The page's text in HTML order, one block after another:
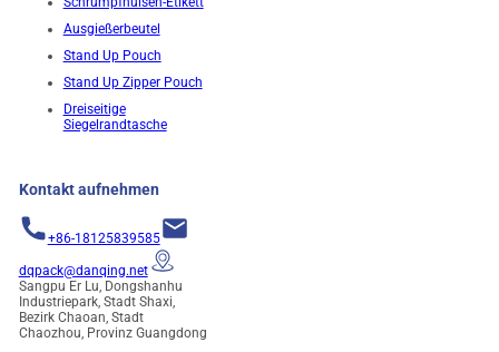
Ausgießerbeutel
Stand Up Pouch
Stand Up Zipper Pouch
Dreiseitige
Siegelrandtasche
Kontakt aufnehmen
+86-18125839585
dqpack@danqing.net
Sangpu Er Lu, Dongshanhu
Industriepark, Stadt Shaxi,
Bezirk Chaoan, Stadt
Chaozhou, Provinz Guangdong